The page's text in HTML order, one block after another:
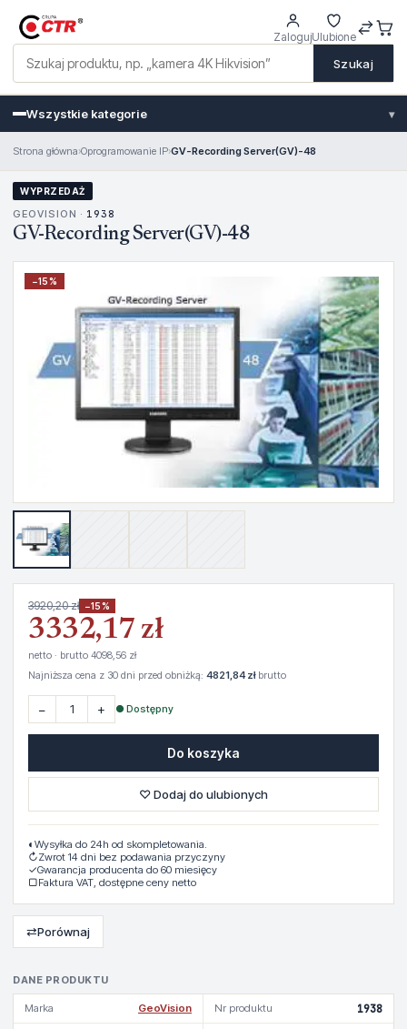
Szukaj
ZalogujUlubione
Wszystkie kategorie ▾
Strona główna›Oprogramowanie IP›GV-Recording Server(GV)-48
WYPRZEDAŻ
GEOVISION · 1938
GV-Recording Server(GV)-48
−15%
DANE PRODUKTU
Marka GeoVision Nr produktu 1938
3920,20 zł −15%
3332,17 zł
netto · brutto 4098,56 zł
Najniższa cena z 30 dni przed obniżką: 4821,84 złbrutto
− + ● Dostępny
Do koszyka
♡ Dodaj do ulubionych
◐ Wysyłka do 24h od skompletowania.
↻Zwrot 14 dni bez podawania przyczyny
✓Gwarancja producenta do 60 miesięcy
▢Faktura VAT, dostępne ceny netto
⇄Porównaj